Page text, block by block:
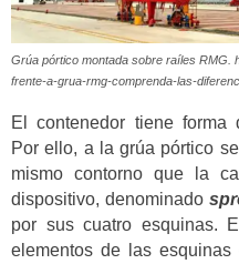
Grúa pórtico montada sobre raíles RMG.
frente-a-grua-rmg-comprenda-las-
El contenedor tiene forma
Por ello, a la grúa pórtico
mismo contorno que la
dispositivo, denominado
por sus cuatro esquinas.
elementos de las esquinas